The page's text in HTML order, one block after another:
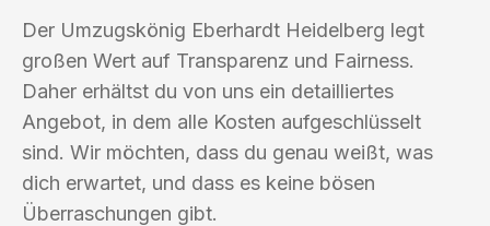
Der Umzugskönig Eberhardt Heidelberg legt
großen Wert auf Transparenz und Fairness.
Daher erhältst du von uns ein detailliertes
Angebot, in dem alle Kosten aufgeschlüsselt
sind. Wir möchten, dass du genau weißt, was
dich erwartet, und dass es keine bösen
Überraschungen gibt.